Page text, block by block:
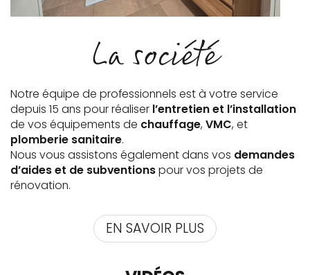
La société
Notre équipe de professionnels est à votre service
depuis 15 ans pour réaliser l’entretien et l’installation
de vos équipements de chauffage, VMC, et
plomberie sanitaire.
Nous vous assistons également dans vos demandes
d’aides et de subventions pour vos projets de
rénovation.
EN SAVOIR PLUS